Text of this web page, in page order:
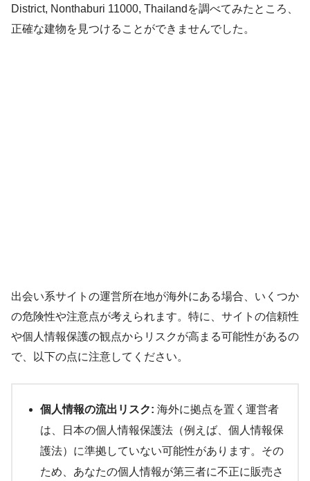
District, Nonthaburi 11000, Thailandを調べてみたところ、
正確な建物を見つけることができませんでした。
出会い系サイトの運営所在地が海外にある場合、いくつか
の危険性や注意点が考えられます。特に、サイトの信頼性
や個人情報保護の観点からリスクが高まる可能性があるの
で、以下の点に注意してください。
個人情報の流出リスク: 海外に拠点を置く運営者
は、日本の個人情報保護法（例えば、個人情報保
護法）に準拠していない可能性があります。その
ため、あなたの個人情報が第三者に不正に販売さ